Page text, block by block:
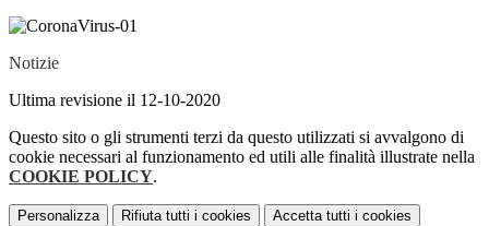
Notizie
Ultima revisione il 12-10-2020
Questo sito o gli strumenti terzi da questo utilizzati si avvalgono di
cookie necessari al funzionamento ed utili alle finalità illustrate nella
COOKIE POLICY.
Personalizza Rifiuta tutti i cookies Accetta tutti i cookies